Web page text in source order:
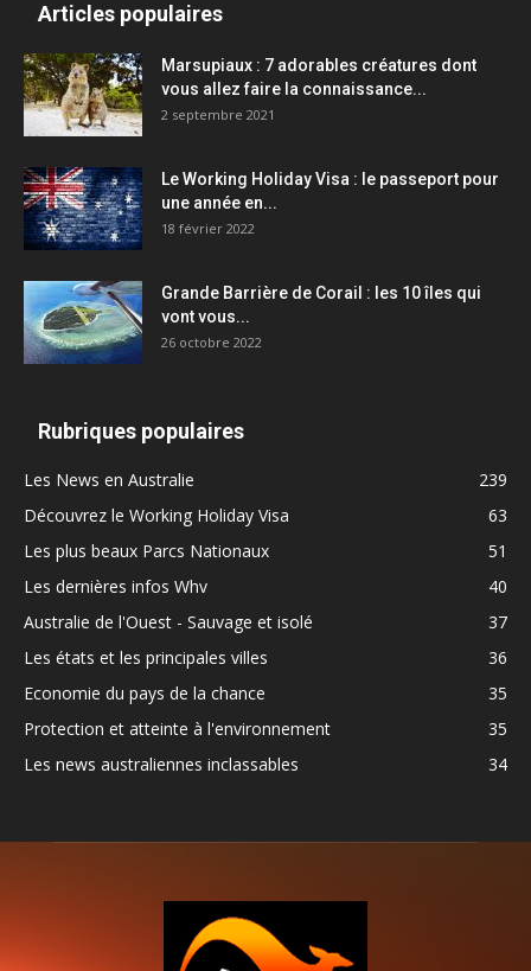
Articles populaires
Marsupiaux : 7 adorables créatures dont
vous allez faire la connaissance...
2 septembre 2021
Le Working Holiday Visa : le passeport pour
une année en...
18 février 2022
Grande Barrière de Corail : les 10 îles qui
vont vous...
26 octobre 2022
Rubriques populaires
Les News en Australie
239
Découvrez le Working Holiday Visa
63
Les plus beaux Parcs Nationaux
51
Les dernières infos Whv
40
Australie de l'Ouest - Sauvage et isolé
37
Les états et les principales villes
36
Economie du pays de la chance
35
Protection et atteinte à l'environnement
35
Les news australiennes inclassables
34